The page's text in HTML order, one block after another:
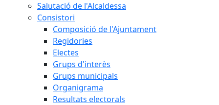
Salutació de l'Alcaldessa
Consistori
Composició de l'Ajuntament
Regidories
Electes
Grups d'interès
Grups municipals
Organigrama
Resultats electorals